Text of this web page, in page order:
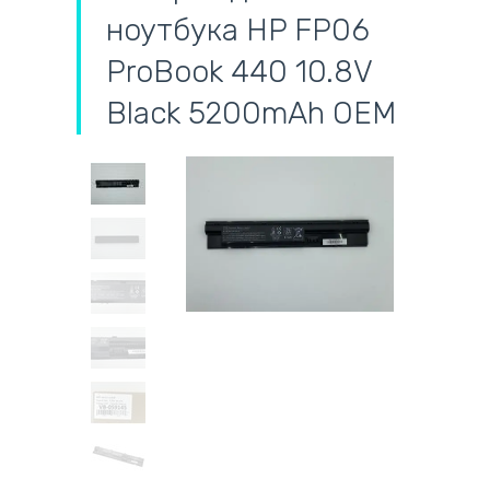
ноутбука HP FP06
ProBook 440 10.8V
Black 5200mAh OEM